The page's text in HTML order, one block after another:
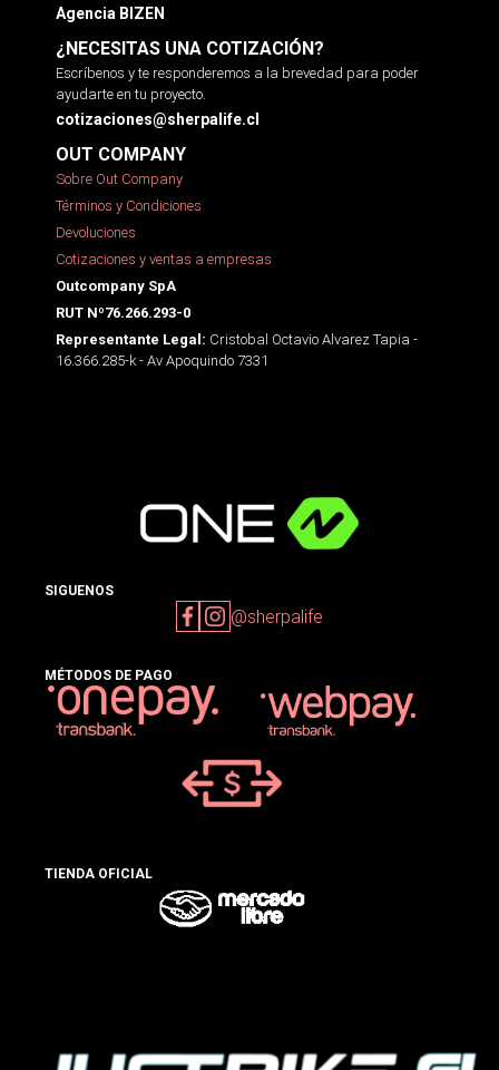
Agencia BIZEN
¿NECESITAS UNA COTIZACIÓN?
Escríbenos y te responderemos a la brevedad para poder
ayudarte en tu proyecto.
cotizaciones@sherpalife.cl
OUT COMPANY
Sobre Out Company
Términos y Condiciones
Devoluciones
Cotizaciones y ventas a empresas
Outcompany SpA
RUT Nº76.266.293-0
Representante Legal: Cristobal Octavio Alvarez Tapia -
16.366.285-k - Av Apoquindo 7331
SIGUENOS
@sherpalife
MÉTODOS DE PAGO
TIENDA OFICIAL